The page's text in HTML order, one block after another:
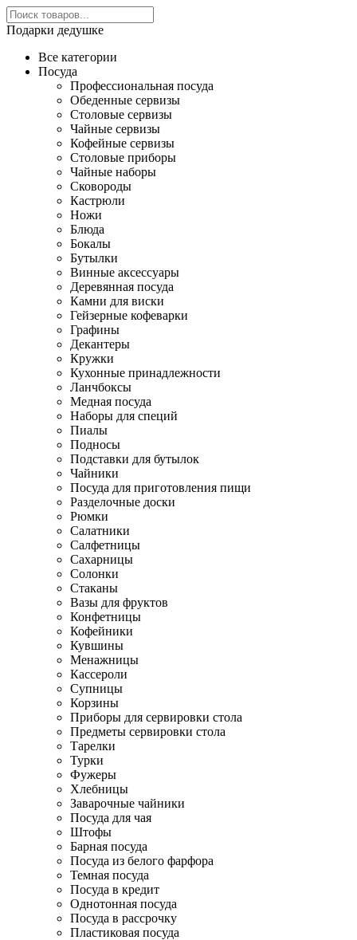
Подарки дедушке
Все категории
Посуда
Профессиональная посуда
Обеденные сервизы
Столовые сервизы
Чайные сервизы
Кофейные сервизы
Столовые приборы
Чайные наборы
Сковороды
Кастрюли
Ножи
Блюда
Бокалы
Бутылки
Винные аксессуары
Деревянная посуда
Камни для виски
Гейзерные кофеварки
Графины
Декантеры
Кружки
Кухонные принадлежности
Ланчбоксы
Медная посуда
Наборы для специй
Пиалы
Подносы
Подставки для бутылок
Чайники
Посуда для приготовления пищи
Разделочные доски
Рюмки
Салатники
Салфетницы
Сахарницы
Солонки
Стаканы
Вазы для фруктов
Конфетницы
Кофейники
Кувшины
Менажницы
Кассероли
Супницы
Корзины
Приборы для сервировки стола
Предметы сервировки стола
Тарелки
Турки
Фужеры
Хлебницы
Заварочные чайники
Посуда для чая
Штофы
Барная посуда
Посуда из белого фарфора
Темная посуда
Посуда в кредит
Однотонная посуда
Посуда в рассрочку
Пластиковая посуда